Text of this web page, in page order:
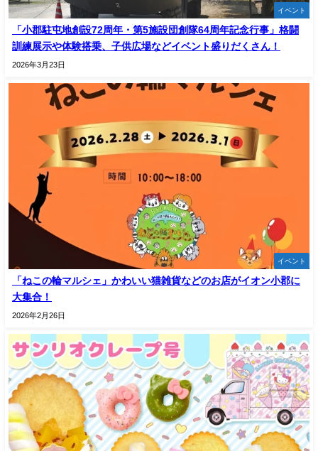
イベント
「小郡駐屯地創設72周年・第5施設団創隊64周年記念行事」格闘
訓練展示や体験搭乗、子供広場などイベント盛りだくさん！
2026年3月23日
イベント
「ねこの輪マルシェ」かわいい猫雑貨などのお店がイオン小郡に
大集合！
2026年2月26日